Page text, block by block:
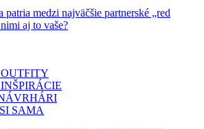
patria medzi najväčšie partnerské „red
aj to vaše?
SAMA